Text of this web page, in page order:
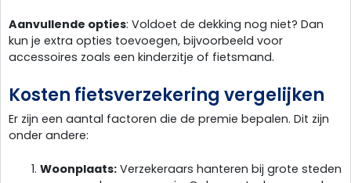
Aanvullende opties: Voldoet de dekking nog niet? Dan
kun je extra opties toevoegen, bijvoorbeeld voor
accessoires zoals een kinderzitje of fietsmand.
Kosten fietsverzekering vergelijken
Er zijn een aantal factoren die de premie bepalen. Dit zijn
onder andere:
Woonplaats: Verzekeraars hanteren bij grote steden